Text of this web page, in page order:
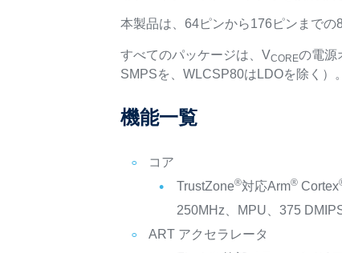
本製品は、64ピンから176ピンまでの
すべてのパッケージは、VCOREの電源
SMPSを、WLCSP80はLDOを除く）。
機能一覧
コア
TrustZone®対応Arm® Cortex
250MHz、MPU、375
ART アクセラレータ